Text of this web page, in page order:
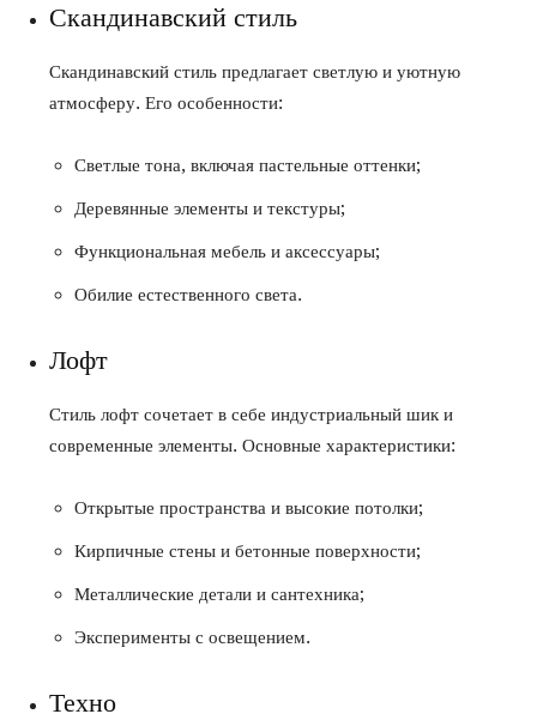
Скандинавский стиль
Скандинавский стиль предлагает светлую и уютную
атмосферу. Его особенности:
Светлые тона, включая пастельные оттенки;
Деревянные элементы и текстуры;
Функциональная мебель и аксессуары;
Обилие естественного света.
Лофт
Стиль лофт сочетает в себе индустриальный шик и
современные элементы. Основные характеристики:
Открытые пространства и высокие потолки;
Кирпичные стены и бетонные поверхности;
Металлические детали и сантехника;
Эксперименты с освещением.
Техно